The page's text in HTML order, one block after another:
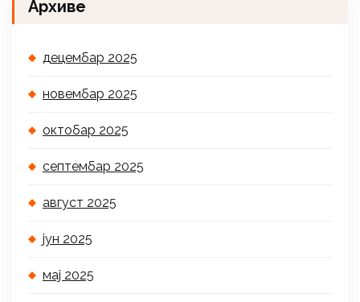
Архиве
децембар 2025
новембар 2025
октобар 2025
септембар 2025
август 2025
јун 2025
мај 2025